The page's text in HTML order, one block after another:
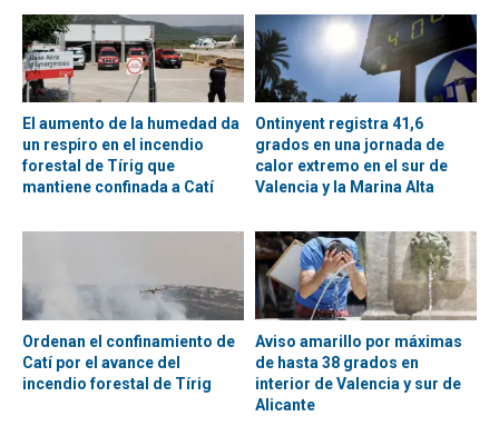
El aumento de la humedad da
un respiro en el incendio
forestal de Tírig que
mantiene confinada a Catí
Ontinyent registra 41,6
grados en una jornada de
calor extremo en el sur de
Valencia y la Marina Alta
Ordenan el confinamiento de
Catí por el avance del
incendio forestal de Tírig
Aviso amarillo por máximas
de hasta 38 grados en
interior de Valencia y sur de
Alicante